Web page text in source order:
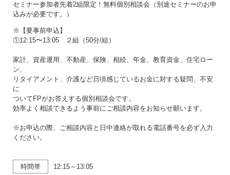
セミナー参加者先着2組限定！無料個別相談会（別途セミナーのお申
込みが必要です。）
※【要事前申込】
①12:15〜13:05 ２組（50分/組）
家計、資産運用、不動産、保険、相続、年金、教育資金、住宅ロー
ン、
リタイアメント、介護など日頃感じているお金に対する疑問、不安
に
ついてFPがお答えする個別相談会です。
効率よく相談できるよう事前にご相談内容をお知らせ願います。
※お申込の際、ご相談内容と日中連絡が取れる電話番号を必ず入力
ください。
時間帯 12:15～13:05